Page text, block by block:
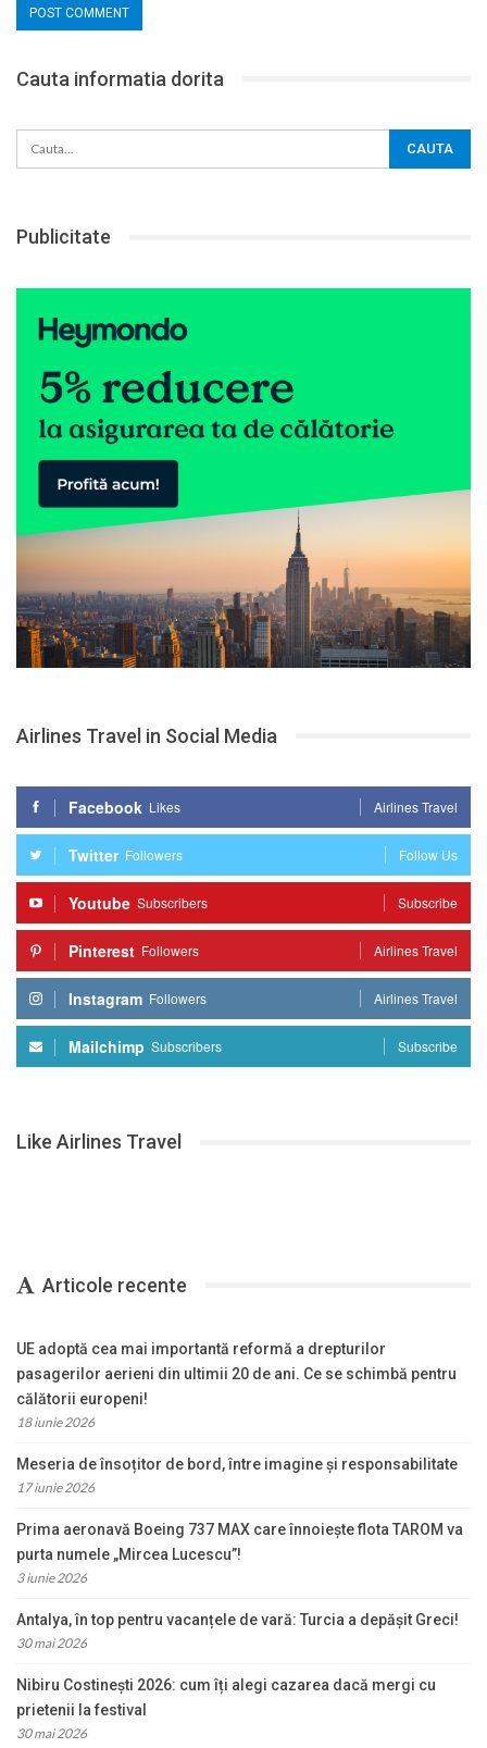
Cauta informatia dorita
Publicitate
Airlines Travel in Social Media
Facebook Likes Airlines Travel
Twitter Followers Follow Us
Youtube Subscribers Subscribe
Pinterest Followers Airlines Travel
Instagram Followers Airlines Travel
Mailchimp Subscribers Subscribe
Like Airlines Travel
Articole recente
UE adoptă cea mai importantă reformă a drepturilor
pasagerilor aerieni din ultimii 20 de ani. Ce se schimbă pentru
călătorii europeni!
18 iunie 2026
Meseria de însoțitor de bord, între imagine și responsabilitate
17 iunie 2026
Prima aeronavă Boeing 737 MAX care înnoiește flota TAROM va
purta numele „Mircea Lucescu”!
3 iunie 2026
Antalya, în top pentru vacanțele de vară: Turcia a depășit Greci!
30 mai 2026
Nibiru Costinești 2026: cum îți alegi cazarea dacă mergi cu
prietenii la festival
30 mai 2026